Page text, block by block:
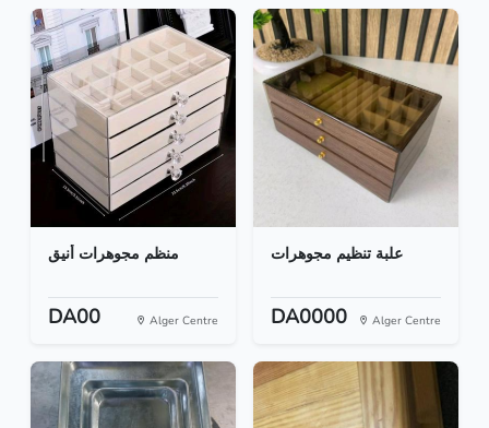
منظم مجوهرات أنيق
DA00 Alger Centre
علبة تنظيم مجوهرات
DA0000 Alger Centre